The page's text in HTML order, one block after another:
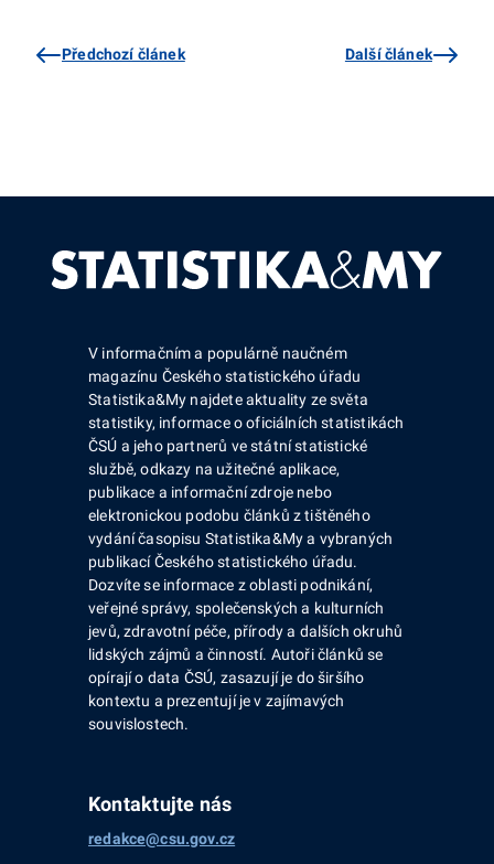
Předchozí článek Další článek
V informačním a populárně naučném
magazínu Českého statistického úřadu
Statistika&My najdete aktuality ze světa
statistiky, informace o oficiálních statistikách
ČSÚ a jeho partnerů ve státní statistické
službě, odkazy na užitečné aplikace,
publikace a informační zdroje nebo
elektronickou podobu článků z tištěného
vydání časopisu Statistika&My a vybraných
publikací Českého statistického úřadu.
Dozvíte se informace z oblasti podnikání,
veřejné správy, společenských a kulturních
jevů, zdravotní péče, přírody a dalších okruhů
lidských zájmů a činností. Autoři článků se
opírají o data ČSÚ, zasazují je do širšího
kontextu a prezentují je v zajímavých
souvislostech.
Kontaktujte nás
redakce@csu.gov.cz